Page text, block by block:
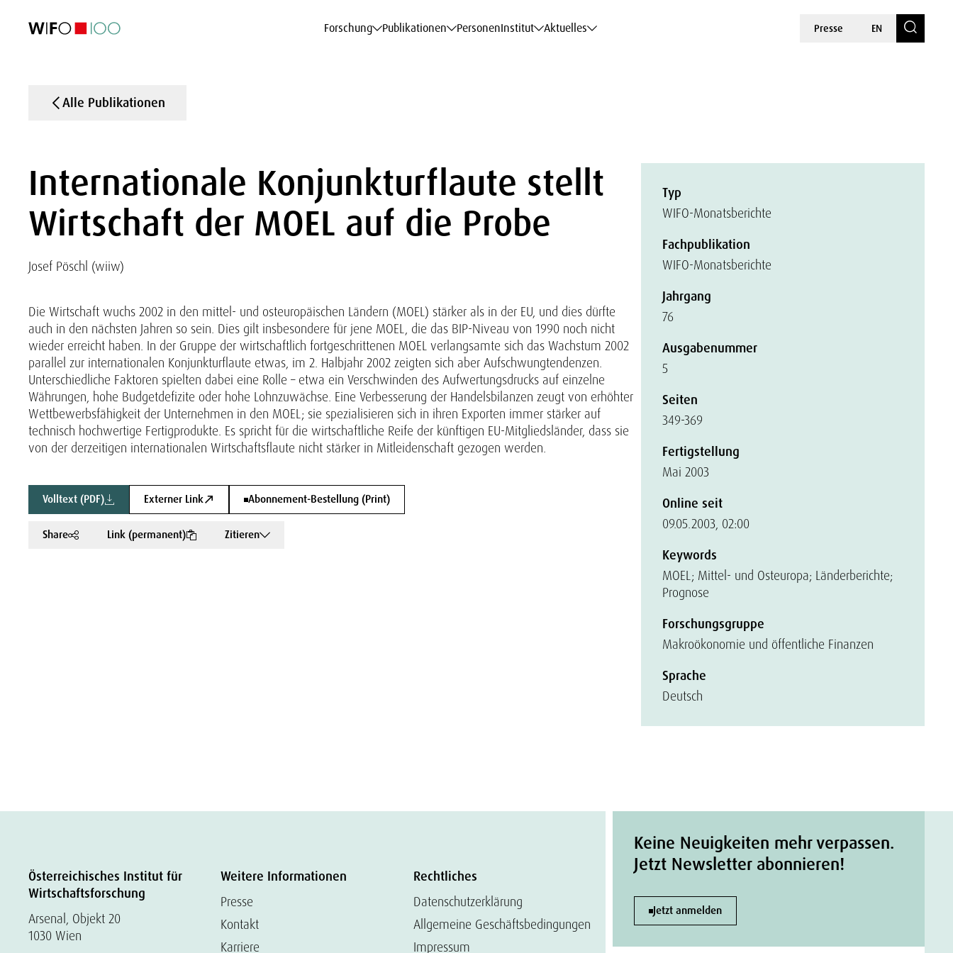
Forschung Publikationen PersonenInstitut Aktuelles Presse EN
Alle Publikationen
Internationale Konjunkturflaute stellt
Wirtschaft der MOEL auf die Probe
Josef Pöschl (wiiw)
Die Wirtschaft wuchs 2002 in den mittel- und osteuropäischen Ländern (MOEL) stärker als in der EU, und dies dürfte
auch in den nächsten Jahren so sein. Dies gilt insbesondere für jene MOEL, die das BIP-Niveau von 1990 noch nicht
wieder erreicht haben. In der Gruppe der wirtschaftlich fortgeschrittenen MOEL verlangsamte sich das Wachstum 2002
parallel zur internationalen Konjunkturflaute etwas, im 2. Halbjahr 2002 zeigten sich aber Aufschwungtendenzen.
Unterschiedliche Faktoren spielten dabei eine Rolle – etwa ein Verschwinden des Aufwertungsdrucks auf einzelne
Währungen, hohe Budgetdefizite oder hohe Lohnzuwächse. Eine Verbesserung der Handelsbilanzen zeugt von erhöhter
Wettbewerbsfähigkeit der Unternehmen in den MOEL; sie spezialisieren sich in ihren Exporten immer stärker auf
technisch hochwertige Fertigprodukte. Es spricht für die wirtschaftliche Reife der künftigen EU-Mitgliedsländer, dass sie
von der derzeitigen internationalen Wirtschaftsflaute nicht stärker in Mitleidenschaft gezogen werden.
Volltext (PDF) Externer Link Abonnement-Bestellung (Print)
Share Link (permanent) Zitieren
Typ
WIFO-Monatsberichte
Fachpublikation
WIFO-Monatsberichte
Jahrgang
76
Ausgabenummer
5
Seiten
349-369
Fertigstellung
Mai 2003
Online seit
09.05.2003, 02:00
Keywords
MOEL; Mittel- und Osteuropa; Länderberichte;
Prognose
Forschungsgruppe
Makroökonomie und öffentliche Finanzen
Sprache
Deutsch
Österreichisches Institut für
Wirtschaftsforschung
Arsenal, Objekt 20
1030 Wien
Weitere Informationen
Presse
Kontakt
Karriere
Rechtliches
Datenschutzerklärung
Allgemeine Geschäftsbedingungen
Impressum
Keine Neuigkeiten mehr verpassen.
Jetzt Newsletter abonnieren!
Jetzt anmelden